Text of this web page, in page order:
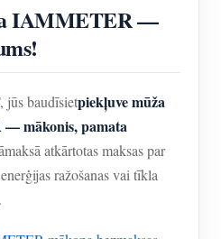
IAMMETER —
jūs baudīsietpiekļuve mūža
mākonis, pamata
atkārtotas maksas par
ražošanas vai tīkla